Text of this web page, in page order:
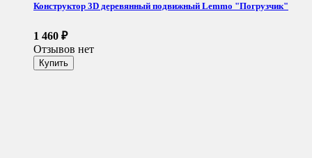
Конструктор 3D деревянный подвижный Lemmo "Погрузчик"
1 460 ₽
Отзывов нет